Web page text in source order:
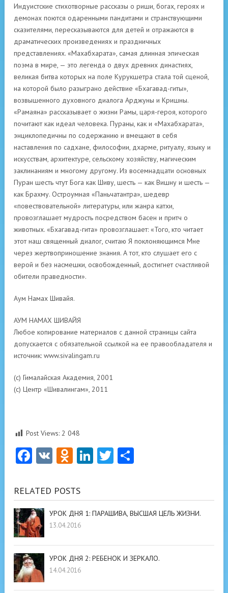
Индуистские стихотворные рассказы о риши, богах, героях и
демонах поются одаренными пандитами и странствующими
сказителями, пересказываются для детей и отражаются в
драматических произведениях и праздничных
представлениях. «Махабхарата», самая длинная эпическая
поэма в мире, — это легенда о двух древних династиях,
великая битва которых на поле Курукшетра стала той сценой,
на которой было разыграно действие «Бхагавад-гиты»,
возвышенного духовного диалога Арджуны и Кришны.
«Рамаяна» рассказывает о жизни Рамы, царя-героя, которого
почитают как идеал человека. Пураны, как и «Махабхарата»,
энциклопедичны по содержанию и вмещают в себя
наставления по садхане, философии, дхарме, ритуалу, языку и
искусствам, архитектуре, сельскому хозяйству, магическим
заклинаниям и многому другому. Из восемнадцати основных
Пуран шесть чтут Бога как Шиву, шесть — как Вишну и шесть —
как Брахму. Остроумная «Паньчатантра», шедевр
«повествовательной» литературы, или жанра катхи,
провозглашает мудрость посредством басен и притч о
животных. «Бхагавад-гита» провозглашает: «Того, кто читает
этот наш священный диалог, считаю Я поклоняющимся Мне
через жертвоприношение знания. А тот, кто слушает его с
верой и без насмешки, освобожденный, достигнет счастливой
обители праведности».
Аум Намах Шивайя.
АУМ НАМАХ ШИВАЙЯ
Любое копирование материалов с данной страницы сайта
допускается с обязательной ссылкой на ее правообладателя и
источник: www.sivalingam.ru
(с) Гималайская Академия, 2001
(с) Центр «Шивалингам», 2011
Post Views: 2 048
Facebook
VK Odnoklassniki
LinkedIn
Twitter
RELATED POSTS
УРОК ДНЯ 1: ПАРАШИВА, ВЫСШАЯ ЦЕЛЬ ЖИЗНИ.
13.04.2016
УРОК ДНЯ 2: РЕБЕНОК И ЗЕРКАЛО.
14.04.2016